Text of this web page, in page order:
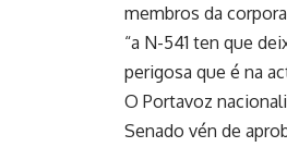
membros da
“a N-541 ten que
perigosa que é na
O Portavoz
Senado vén de